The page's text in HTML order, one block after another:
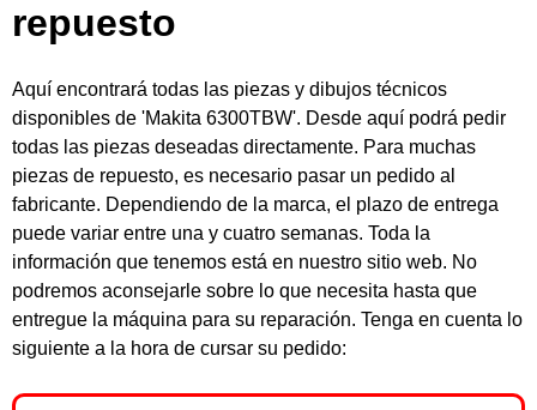
repuesto
Aquí encontrará todas las piezas y dibujos técnicos
disponibles de 'Makita 6300TBW'. Desde aquí podrá pedir
todas las piezas deseadas directamente. Para muchas
piezas de repuesto, es necesario pasar un pedido al
fabricante. Dependiendo de la marca, el plazo de entrega
puede variar entre una y cuatro semanas. Toda la
información que tenemos está en nuestro sitio web. No
podremos aconsejarle sobre lo que necesita hasta que
entregue la máquina para su reparación. Tenga en cuenta lo
siguiente a la hora de cursar su pedido: